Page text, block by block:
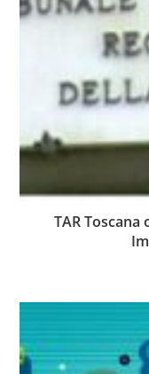
TAR Toscana